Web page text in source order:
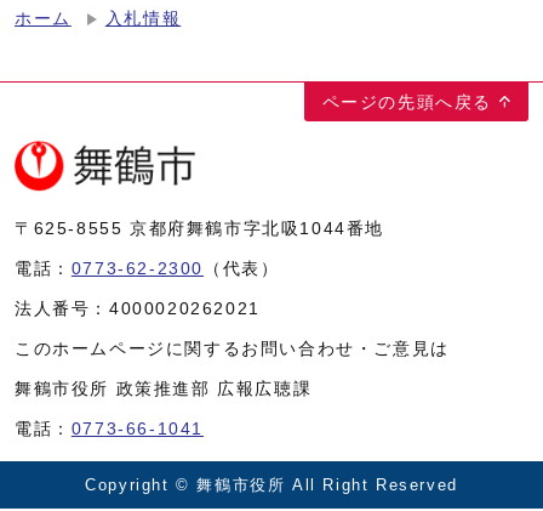
ホーム 入札情報
ページの先頭へ戻る
〒625-8555 京都府舞鶴市字北吸1044番地
電話： 0773-62-2300 （代表）
法人番号： 4000020262021
このホームページに関するお問い合わせ・ご意見は
舞鶴市役所 政策推進部 広報広聴課
電話： 0773-66-1041
Copyright © 舞鶴市役所 All Right Reserved